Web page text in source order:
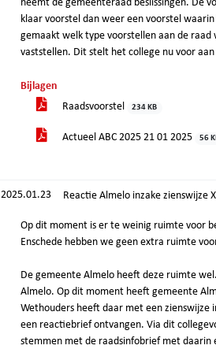
neemt de gemeenteraad beslissingen. De
klaar voorstel dan weer een voorstel
gemaakt welk type voorstellen aan de
vaststellen. Dit stelt het college nu voor
Bijlagen
Raadsvoorstel
234 KB
Actueel ABC 2025 21 01 2025 56
2025.01.23 Reactie Almelo inzake zienswijze
Op dit moment is er te weinig ruimte voor
Enschede hebben we geen extra ruimte
De gemeente Almelo heeft deze ruimte
Almelo. Op dit moment heeft gemeente
Wethouders heeft daar met een zienswijze
een reactiebrief ontvangen. Via dit
stemmen met de raadsinfobrief met daarin